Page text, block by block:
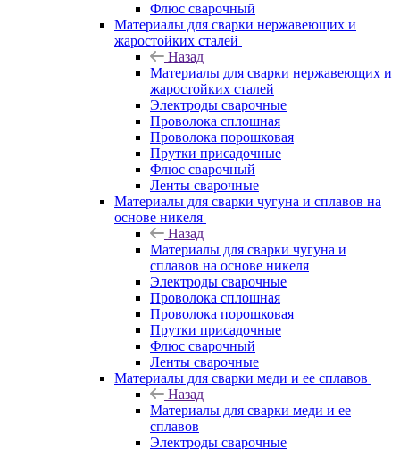
Флюс сварочный
Материалы для сварки нержавеющих и
жаростойких сталей
Назад
Материалы для сварки нержавеющих и
жаростойких сталей
Электроды сварочные
Проволока сплошная
Проволока порошковая
Прутки присадочные
Флюс сварочный
Ленты сварочные
Материалы для сварки чугуна и сплавов на
основе никеля
Назад
Материалы для сварки чугуна и
сплавов на основе никеля
Электроды сварочные
Проволока сплошная
Проволока порошковая
Прутки присадочные
Флюс сварочный
Ленты сварочные
Материалы для сварки меди и ее сплавов
Назад
Материалы для сварки меди и ее
сплавов
Электроды сварочные